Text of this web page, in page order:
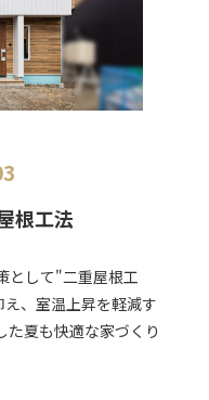
根工法
として"二重屋根工
、室温上昇を軽減す
た夏も快適な家づくり